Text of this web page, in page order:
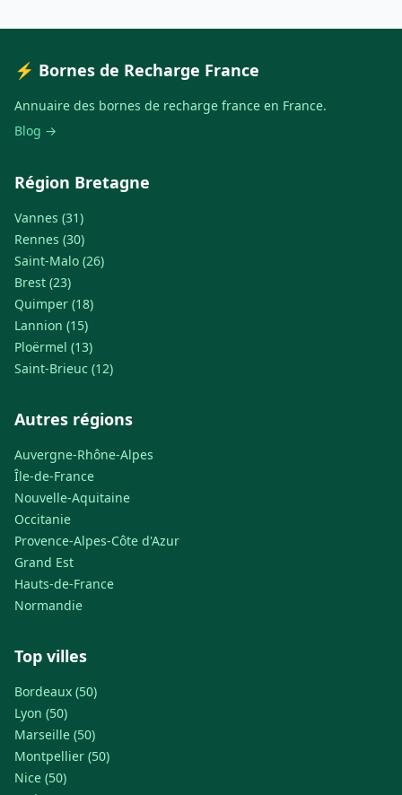
⚡ Bornes de Recharge France
Annuaire des bornes de recharge france en France.
Blog →
Région Bretagne
Vannes (31)
Rennes (30)
Saint-Malo (26)
Brest (23)
Quimper (18)
Lannion (15)
Ploërmel (13)
Saint-Brieuc (12)
Autres régions
Auvergne-Rhône-Alpes
Île-de-France
Nouvelle-Aquitaine
Occitanie
Provence-Alpes-Côte d'Azur
Grand Est
Hauts-de-France
Normandie
Top villes
Bordeaux (50)
Lyon (50)
Marseille (50)
Montpellier (50)
Nice (50)